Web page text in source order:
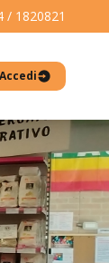
/ 1820821
Accedi